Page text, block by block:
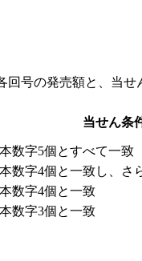
回号の発売額と、当せ
当せん条
数字5個とすべて一致
数字4個と一致し、さ
数字4個と一致
数字3個と一致